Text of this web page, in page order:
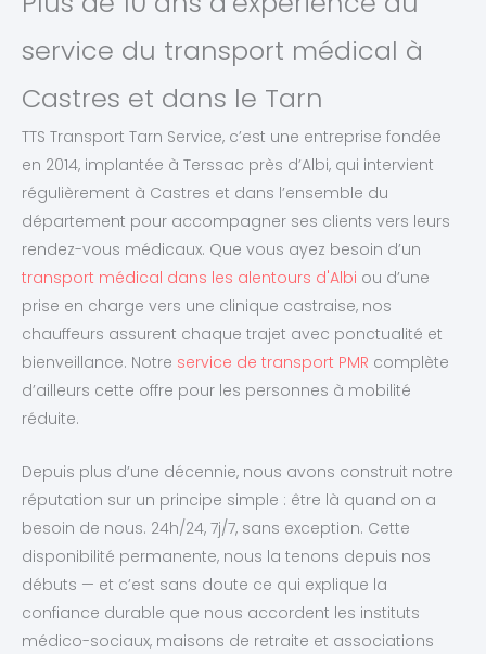
service du transport médical à
Castres et dans le Tarn
TTS Transport Tarn Service, c’est une entreprise fondée
en 2014, implantée à Terssac près d’Albi, qui intervient
régulièrement à Castres et dans l’ensemble du
département pour accompagner ses clients vers leurs
rendez-vous médicaux. Que vous ayez besoin d’un
transport médical dans les alentours d'Albi ou d’une
prise en charge vers une clinique castraise, nos
chauffeurs assurent chaque trajet avec ponctualité et
bienveillance. Notre service de transport PMR complète
d’ailleurs cette offre pour les personnes à mobilité
réduite.
Depuis plus d’une décennie, nous avons construit notre
réputation sur un principe simple : être là quand on a
besoin de nous. 24h/24, 7j/7, sans exception. Cette
disponibilité permanente, nous la tenons depuis nos
débuts — et c’est sans doute ce qui explique la
confiance durable que nous accordent les instituts
médico-sociaux, maisons de retraite et associations